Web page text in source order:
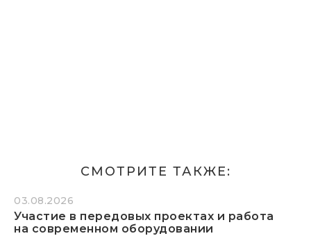
СМОТРИТЕ ТАКЖЕ:
03.08.2026
Участие в передовых проектах и работа
на современном оборудовании